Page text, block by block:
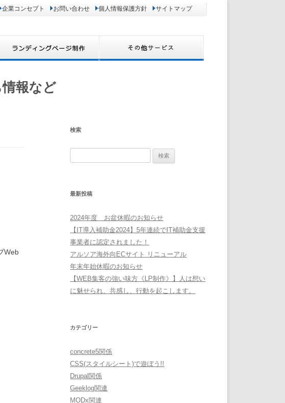
企業コンセプト お問い合わせ 個人情報保護方針 サイトマップ
報など
Web
検索
最新投稿
2024年度 お盆休暇のお知らせ
【IT導入補助金2024】5年連続でIT補助金支援
事業者に認定されました！
アルソア海外向ECサイト リニューアル
年末年始休暇のお知らせ
【WEB集客の強い味方《LP制作》】人は想い
に魅せられ、共感し、行動を起こします。
カテゴリー
concrete5関係
CSS(スタイルシート)で遊ぼう!!
Drupal関係
Geeklog関連
MODx関連